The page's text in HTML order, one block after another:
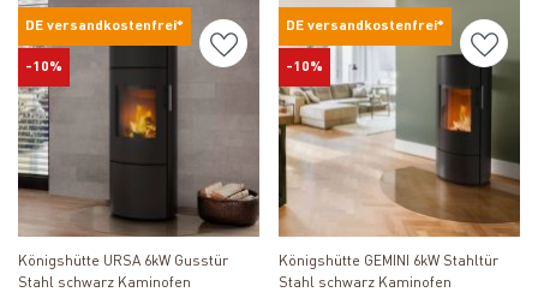
DE versandkostenfrei*
-10%
Produkt ansehen
Königshütte URSA 6kW Gusstür
Stahl schwarz Kaminofen
DE versandkostenfrei*
-10%
Produkt ansehen
Königshütte GEMINI 6kW Stahltür
Stahl schwarz Kaminofen